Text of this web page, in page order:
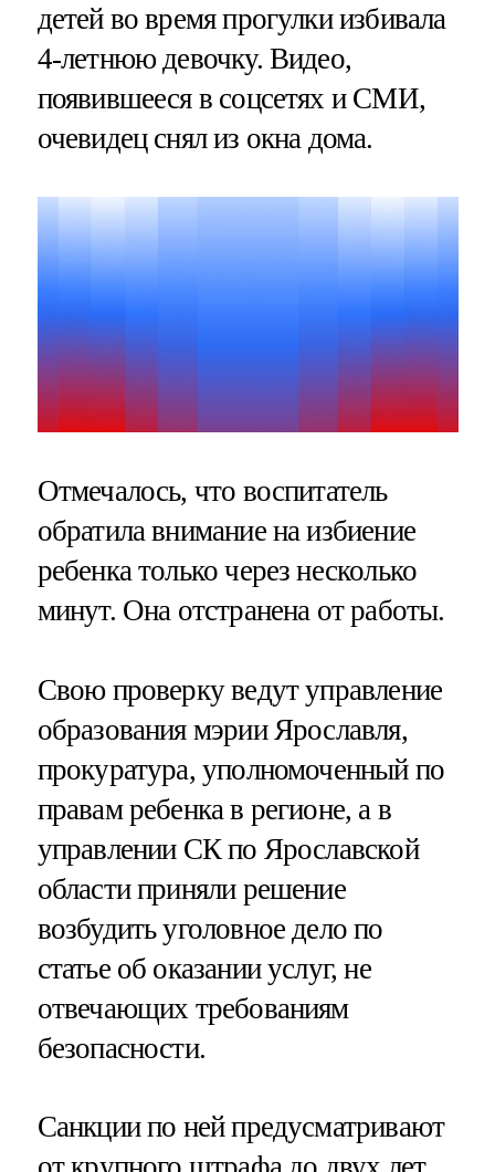
детей во время прогулки избивала
4-летнюю девочку. Видео,
появившееся в соцсетях и СМИ,
очевидец снял из окна дома.
Отмечалось, что воспитатель
обратила внимание на избиение
ребенка только через несколько
минут. Она отстранена от работы.
Свою проверку ведут управление
образования мэрии Ярославля,
прокуратура, уполномоченный по
правам ребенка в регионе, а в
управлении СК по Ярославской
области приняли решение
возбудить уголовное дело по
статье об оказании услуг, не
отвечающих требованиям
безопасности.
Санкции по ней предусматривают